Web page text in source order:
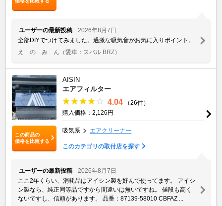
ユーザーの最新投稿
2026年8月7日
全部DIYでつけてみました。過激な吸気音がお気に入りポイント。
え の み ん （愛車：スバル BRZ）
この商品の
価格を比較する
AISIN
エアフィルター
4.04
（26件）
購入価格：2,126円
吸気系 エアクリーナー
このカテゴリの取付店を探す
ユーザーの最新投稿
2026年8月7日
ここ2年くらい、消耗品はアイシン製を好んで使ってます。 アイシ
ン製なら、純正同等品ですから間違いは無いですね。 値段も高く
ないですし、信頼があります。 品番：87139-58010 CBFAZ ...